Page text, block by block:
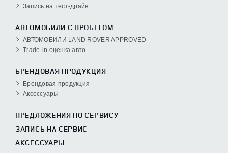
Запись на тест-драйв
АВТОМОБИЛИ С ПРОБЕГОМ
АВТОМОБИЛИ LAND ROVER APPROVED
Trade-in оценка авто
БРЕНДОВАЯ ПРОДУКЦИЯ
Брендовая продукция
Аксессуары
ПРЕДЛОЖЕНИЯ ПО СЕРВИСУ
ЗАПИСЬ НА СЕРВИС
АКСЕССУАРЫ